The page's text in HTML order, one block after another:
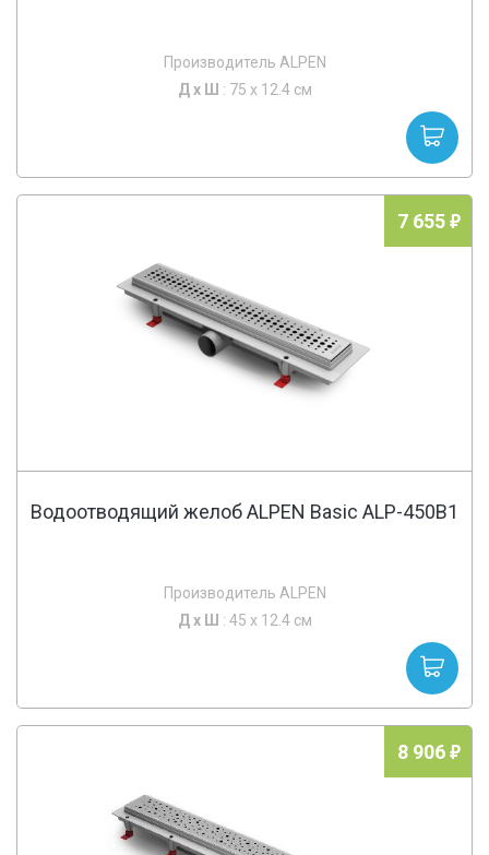
Производитель ALPEN
Д х Ш : 75 x 12.4 см
7 655
Водоотводящий желоб ALPEN Basic ALP-450B1
Производитель ALPEN
Д х Ш : 45 x 12.4 см
8 906